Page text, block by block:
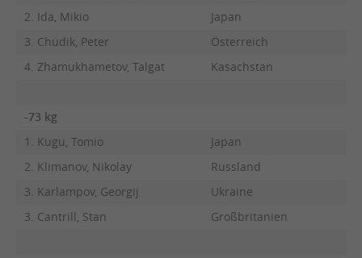
2. Ida, Mikio
Japan
3. Chudik, Peter
Österreich
4. Zhamukhametov, Talgat
Kasachstan
-73 kg
1. Kugu, Tomio
Japan
2. Klimanov, Nikolay
Russland
3. Karlampov, Georgij
Ukraine
3. Cantrill, Stan
Großbritanien